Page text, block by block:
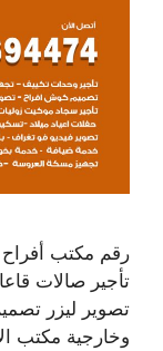
رقم مكتب أفراح
تأجير صالات
تصوير ليزر
وخارجية مكتب